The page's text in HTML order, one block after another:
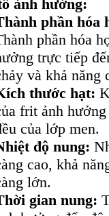
ảnh hưởng:
phần hóa
phần hóa
trực tiếp
và khả năng
thước hạt:
frit ảnh
của lớp men.
độ nung:
cao, khả
lớn.
gian nung: